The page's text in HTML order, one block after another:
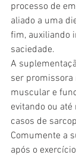
processo de
aliado a uma
fim, auxiliando
saciedade.
A
ser promissora
muscular e
evitando ou
casos de
Comumente a
após o